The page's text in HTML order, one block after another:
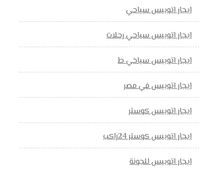
ايجار اتوبيس سياحي
ايجار اتوبيس سياحي رحلات
ايجار اتوبيس سياخي ط
ايجار اتوبيس في مصر
ايجار اتوبيس كوستر
ايجار اتوبيس كوستر 24راكب
ايجار اتوبيس للجونة